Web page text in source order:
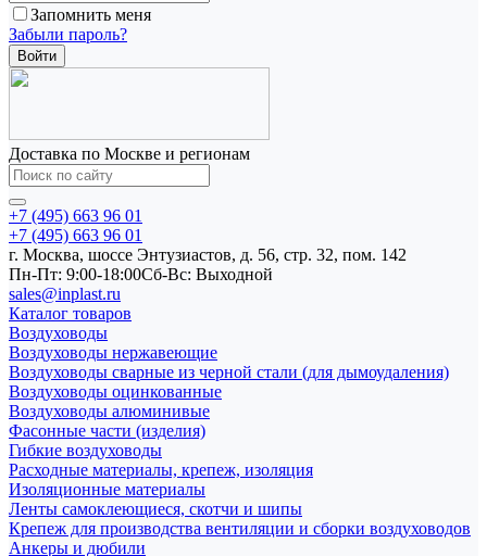
Запомнить меня
Забыли пароль?
Доставка по Москве и регионам
+7 (495) 663 96 01
+7 (495) 663 96 01
г. Москва, шоссе Энтузиастов, д. 56, стр. 32, пом. 142
Пн-Пт: 9:00-18:00Cб-Вс: Выходной
sales@inplast.ru
Каталог товаров
Воздуховоды
Воздуховоды нержавеющие
Воздуховоды сварные из черной стали (для дымоудаления)
Воздуховоды оцинкованные
Воздуховоды алюминивые
Фасонные части (изделия)
Гибкие воздуховоды
Расходные материалы, крепеж, изоляция
Изоляционные материалы
Ленты самоклеющиеся, скотчи и шипы
Крепеж для производства вентиляции и сборки воздуховодов
Анкеры и дюбили